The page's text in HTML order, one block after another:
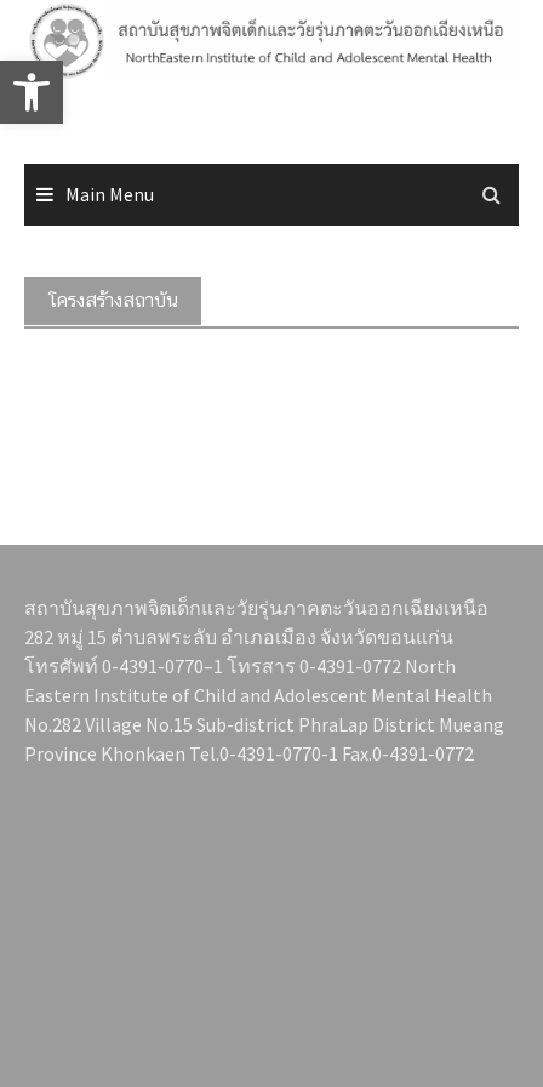
Open toolbar
content
Main Menu
โครงสร้างสถาบัน
สถาบันสุขภาพจิตเด็กและวัยรุ่นภาคตะวันออกเฉียงเหนือ
282 หมู่ 15 ตำบลพระลับ อำเภอเมือง จังหวัดขอนแก่น
โทรศัพท์ 0-4391-0770–1 โทรสาร 0-4391-0772 North
Eastern Institute of Child and Adolescent Mental Health
No.282 Village No.15 Sub-district PhraLap District Mueang
Province Khonkaen Tel.0-4391-0770-1 Fax.0-4391-0772